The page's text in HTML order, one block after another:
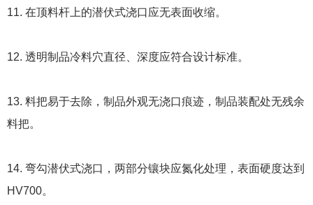
11. 在顶料杆上的潜伏式浇口应无表面收缩。
12. 透明制品冷料穴直径、深度应符合设计标准。
13. 料把易于去除，制品外观无浇口痕迹，制品装配处无残余
料把。
14. 弯勾潜伏式浇口，两部分镶块应氮化处理，表面硬度达到
HV700。